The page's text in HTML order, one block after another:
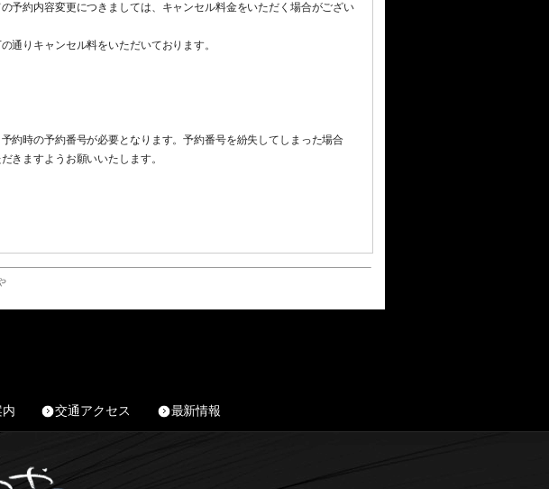
予約内容変更につきましては、キャンセル料金をいただく場合がござい
通りキャンセル料をいただいております。
約時の予約番号が必要となります。予約番号を紛失してしまった場合
きますようお願いいたします。
交通アクセス 最新情報